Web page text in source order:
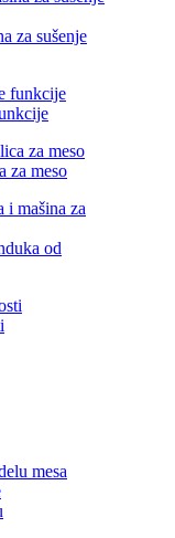
za sušenje
za meso
od
mesa